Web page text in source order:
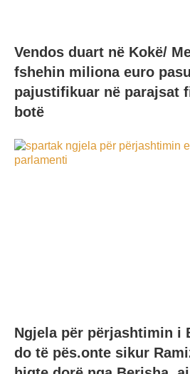
Vendos duart në Kokë/
fshehin miliona euro
pajustifikuar në parajsat
botë
Ngjela për përjashtimin i
do të pës.onte sikur